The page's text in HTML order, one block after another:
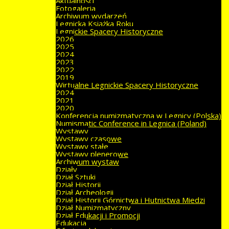
Fotogaleria
Archiwum wydarzeń
Legnicka Książka Roku
Legnickie Spacery Historyczne
2026
2025
2024
2023
2022
2019
Wirtualne Legnickie Spacery Historyczne
2024
2021
2020
Konferencja numizmatyczna w Legnicy (Polska)
Numismatic Conference in Legnica (Poland)
Wystawy
Wystawy czasowe
Wystawy stałe
Wystawy plenerowe
Archiwum wystaw
Działy
Dział Sztuki
Dział Historii
Dział Archeologii
Dział Historii Górnictwa i Hutnictwa Miedzi
Dział Numizmatyczny
Dział Edukacji i Promocji
Edukacja